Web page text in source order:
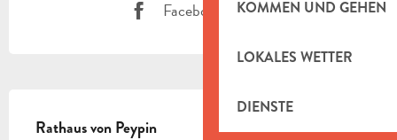
KOMMEN UND GEHEN
LOKALES WETTER
DIENSTE
Facebook Seite
Rathaus von Peypin